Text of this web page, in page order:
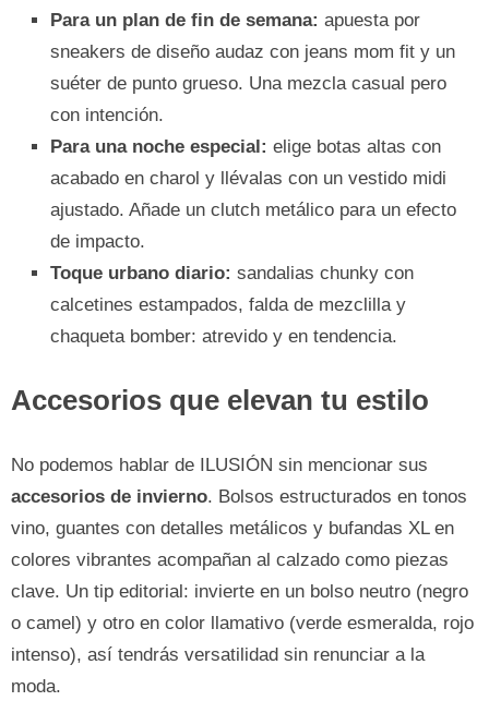
Para un plan de fin de semana: apuesta por
sneakers de diseño audaz con jeans mom fit y un
suéter de punto grueso. Una mezcla casual pero
con intención.
Para una noche especial: elige botas altas con
acabado en charol y llévalas con un vestido midi
ajustado. Añade un clutch metálico para un efecto
de impacto.
Toque urbano diario: sandalias chunky con
calcetines estampados, falda de mezclilla y
chaqueta bomber: atrevido y en tendencia.
Accesorios que elevan tu estilo
No podemos hablar de ILUSIÓN sin mencionar sus
accesorios de invierno. Bolsos estructurados en tonos
vino, guantes con detalles metálicos y bufandas XL en
colores vibrantes acompañan al calzado como piezas
clave. Un tip editorial: invierte en un bolso neutro (negro
o camel) y otro en color llamativo (verde esmeralda, rojo
intenso), así tendrás versatilidad sin renunciar a la
moda.